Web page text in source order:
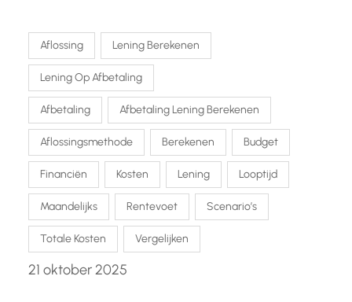
Aflossing Lening Berekenen
Lening Op Afbetaling
Afbetaling Afbetaling Lening Berekenen
Aflossingsmethode Berekenen Budget
Financiën Kosten Lening Looptijd
Maandelijks Rentevoet Scenario’s
Totale Kosten Vergelijken
21 oktober 2025